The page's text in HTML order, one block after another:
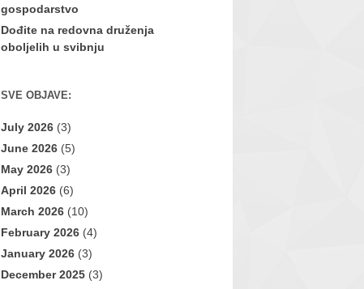
gospodarstvo
Dođite na redovna druženja
oboljelih u svibnju
SVE OBJAVE:
July 2026 (3)
June 2026 (5)
May 2026 (3)
April 2026 (6)
March 2026 (10)
February 2026 (4)
January 2026 (3)
December 2025 (3)